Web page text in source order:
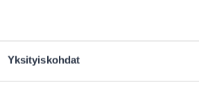
Yksityiskohdat
Ivalo